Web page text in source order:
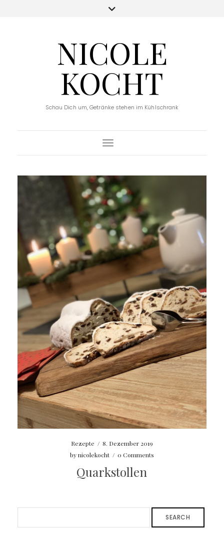
NICOLE
KOCHT
Schau Dich um, Getränke stehen im Kühlschrank
Toggle Navigation
Rezepte / 8. Dezember 2019
bynicolekocht / 0 Comments
Quarkstollen
SEARCH